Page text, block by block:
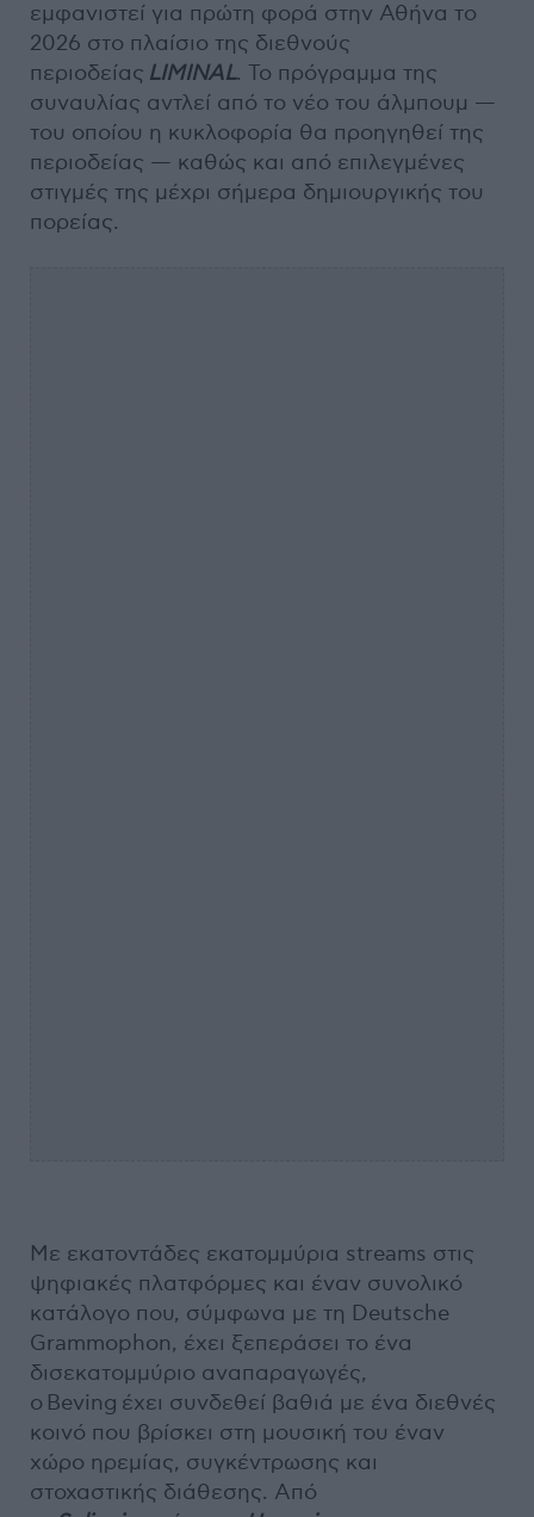
εμφανιστεί για πρώτη φορά στην Αθήνα το
2026 στο πλαίσιο της διεθνούς
περιοδείας LIMINAL. Το πρόγραμμα της
συναυλίας αντλεί από το νέο του άλμπουμ —
του οποίου η κυκλοφορία θα προηγηθεί της
περιοδείας — καθώς και από επιλεγμένες
στιγμές της μέχρι σήμερα δημιουργικής του
πορείας.
Με εκατοντάδες εκατομμύρια streams στις
ψηφιακές πλατφόρμες και έναν συνολικό
κατάλογο που, σύμφωνα με τη Deutsche
Grammophon, έχει ξεπεράσει το ένα
δισεκατομμύριο αναπαραγωγές,
ο Beving έχει συνδεθεί βαθιά με ένα διεθνές
κοινό που βρίσκει στη μουσική του έναν
χώρο ηρεμίας, συγκέντρωσης και
στοχαστικής διάθεσης. Από